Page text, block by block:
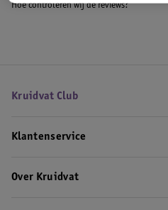
Hoe controleren wij de reviews?
Kruidvat Club
Klantenservice
Over Kruidvat